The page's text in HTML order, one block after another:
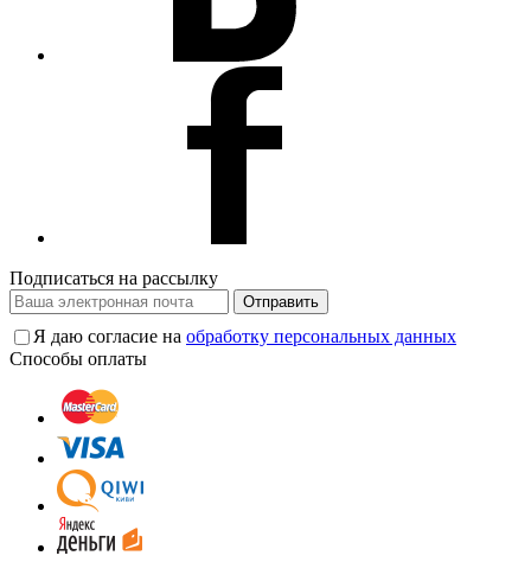
Подписаться на рассылку
Отправить
Я даю согласие на обработку персональных данных
Способы оплаты